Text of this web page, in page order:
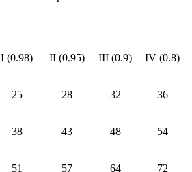
I (0.98) II (0.95) III (0.9) IV (0.8)
25 28 32 36
38 43 48 54
51 57 64 72